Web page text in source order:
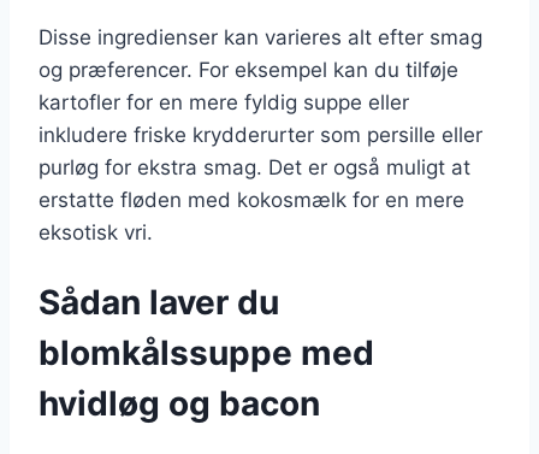
Disse ingredienser kan varieres alt efter smag
og præferencer. For eksempel kan du tilføje
kartofler for en mere fyldig suppe eller
inkludere friske krydderurter som persille eller
purløg for ekstra smag. Det er også muligt at
erstatte fløden med kokosmælk for en mere
eksotisk vri.
Sådan laver du
blomkålssuppe med
hvidløg og bacon